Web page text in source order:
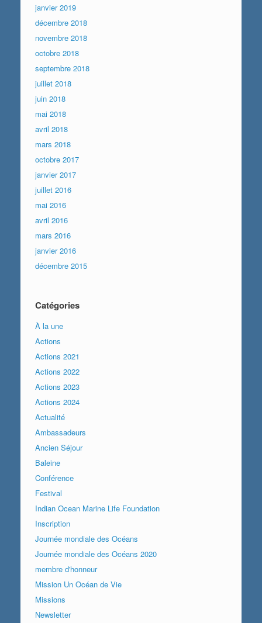
janvier 2019
décembre 2018
novembre 2018
octobre 2018
septembre 2018
juillet 2018
juin 2018
mai 2018
avril 2018
mars 2018
octobre 2017
janvier 2017
juillet 2016
mai 2016
avril 2016
mars 2016
janvier 2016
décembre 2015
Catégories
À la une
Actions
Actions 2021
Actions 2022
Actions 2023
Actions 2024
Actualité
Ambassadeurs
Ancien Séjour
Baleine
Conférence
Festival
Indian Ocean Marine Life Foundation
Inscription
Journée mondiale des Océans
Journée mondiale des Océans 2020
membre d'honneur
Mission Un Océan de Vie
Missions
Newsletter